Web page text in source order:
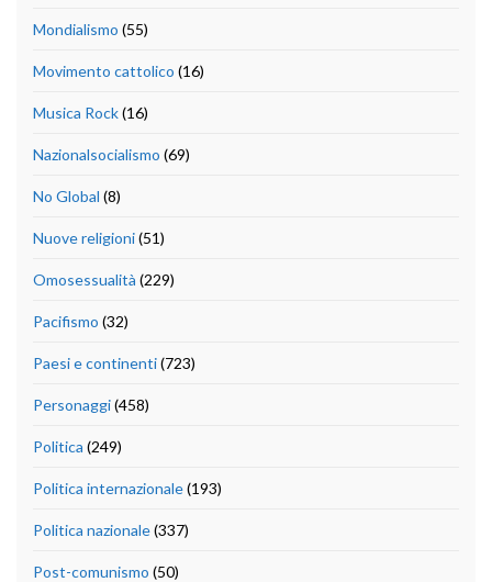
Mondialismo (55)
Movimento cattolico (16)
Musica Rock(16)
Nazionalsocialismo (69)
No Global (8)
Nuove religioni(51)
Omosessualità (229)
Pacifismo (32)
Paesi e continenti(723)
Personaggi(458)
Politica (249)
Politica internazionale(193)
Politica nazionale(337)
Post-comunismo (50)